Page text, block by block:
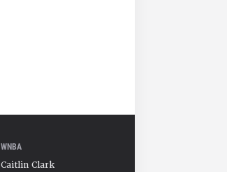
WNBA
Caitlin Clark